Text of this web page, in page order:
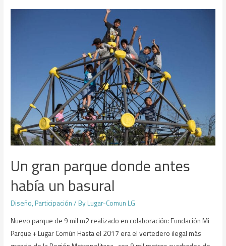
Un gran parque donde antes
había un basural
Diseño, Participación / By Lugar-Comun LG
Nuevo parque de 9 mil m2 realizado en colaboración: Fundación Mi
Parque + Lugar Común Hasta el 2017 era el vertedero ilegal más